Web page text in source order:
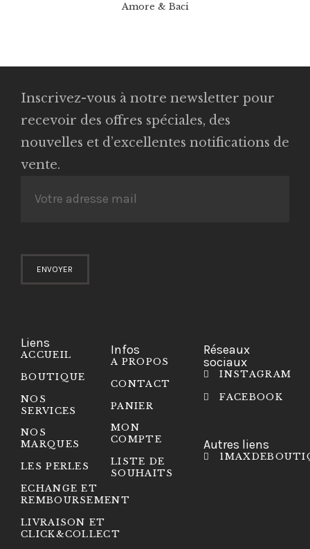
Amore & Baci
Inscrivez-vous à notre newsletter pour
recevoir des offres spéciales, des
nouvelles et d’excellentes notifications de
vente.
Liens
ACCUEIL
BOUTIQUE
NOS
SERVICES
NOS
MARQUES
LES PERLES
ECHANGE ET
REMBOURSEMENT
LIVRAISON ET
CLICK&COLLECT
Infos
A PROPOS
CONTACT
PANIER
MON
COMPTE
LISTE DE
SOUHAITS
Réseaux
sociaux
INSTAGRAM
FACEBOOK
Autres liens